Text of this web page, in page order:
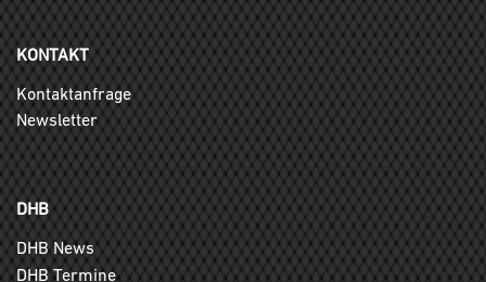
KONTAKT
Kontaktanfrage
Newsletter
DHB
DHB News
DHB Termine